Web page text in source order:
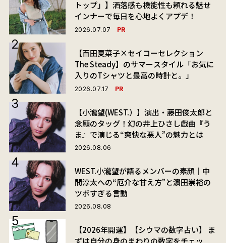
トップ」】洒落感も機能性も頼れる魅せ
インナーで毎日を心地よくアプデ！
2026.07.07 PR
【百田夏菜子×セイコーセレクション
The Steady】のサマースタイル「お気に
入りのTシャツと最高の時計と。」
2026.07.17 PR
【小瀧望(WEST.）】演出・藤田俊太郎と
念願のタッグ！幻の井上ひさし戯曲『う
ま』で演じる“爽快な悪人”の魅力とは
2026.08.06
WEST.小瀧望が語るメンバーの素顔｜中
間淳太への“厄介な甘え方”と濵田崇裕の
ツボすぎる言動
2026.08.08
【2026年開運】【シウマの数字占い】 ま
ずは自分の身のまわりの数字をチェッ